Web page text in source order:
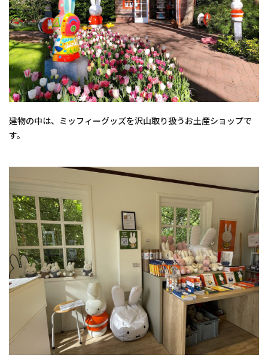
建物の中は、ミッフィーグッズを沢山取り扱うお土産ショップで
す。